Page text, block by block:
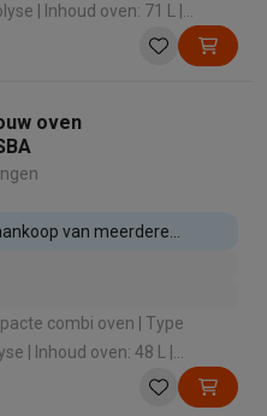
71 L |
A+ |
Hete lucht (bakken op 3
oven
van meerdere
combi oven | Type
L |
A+ |
Hete lucht en stoomfunctie